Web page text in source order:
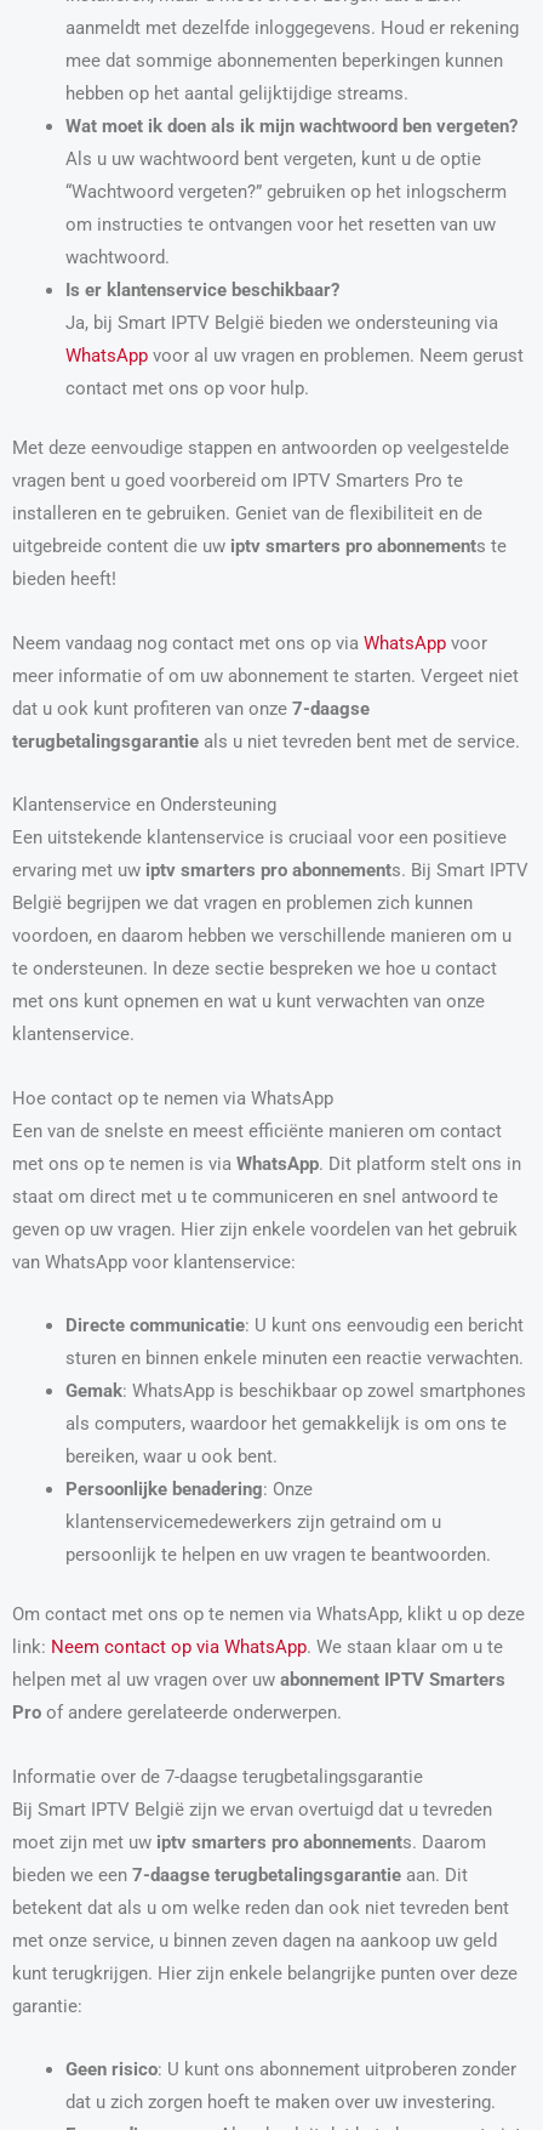
aanmeldt met dezelfde inloggegevens. Houd er rekening
mee dat sommige abonnementen beperkingen kunnen
hebben op het aantal gelijktijdige streams.
Wat moet ik doen als ik mijn wachtwoord ben vergeten?
Als u uw wachtwoord bent vergeten, kunt u de optie
“Wachtwoord vergeten?” gebruiken op het inlogscherm
om instructies te ontvangen voor het resetten van uw
wachtwoord.
Is er klantenservice beschikbaar?
Ja, bij Smart IPTV België bieden we ondersteuning via
WhatsAppvoor al uw vragen en problemen. Neem gerust
contact met ons op voor hulp.
Met deze eenvoudige stappen en antwoorden op veelgestelde
vragen bent u goed voorbereid om IPTV Smarters Pro te
installeren en te gebruiken. Geniet van de flexibiliteit en de
uitgebreide content die uw iptv smarters pro abonnements te
bieden heeft!
Neem vandaag nog contact met ons op via WhatsApp voor
meer informatie of om uw abonnement te starten. Vergeet niet
dat u ook kunt profiteren van onze 7-daagse
terugbetalingsgarantie als u niet tevreden bent met de service.
Klantenservice en Ondersteuning
Een uitstekende klantenservice is cruciaal voor een positieve
ervaring met uw iptv smarters pro abonnements. Bij Smart IPTV
België begrijpen we dat vragen en problemen zich kunnen
voordoen, en daarom hebben we verschillende manieren om u
te ondersteunen. In deze sectie bespreken we hoe u contact
met ons kunt opnemen en wat u kunt verwachten van onze
klantenservice.
Hoe contact op te nemen via WhatsApp
Een van de snelste en meest efficiënte manieren om contact
met ons op te nemen is via WhatsApp. Dit platform stelt ons in
staat om direct met u te communiceren en snel antwoord te
geven op uw vragen. Hier zijn enkele voordelen van het gebruik
van WhatsApp voor klantenservice:
Directe communicatie: U kunt ons eenvoudig een bericht
sturen en binnen enkele minuten een reactie verwachten.
Gemak: WhatsApp is beschikbaar op zowel smartphones
als computers, waardoor het gemakkelijk is om ons te
bereiken, waar u ook bent.
Persoonlijke benadering: Onze
klantenservicemedewerkers zijn getraind om u
persoonlijk te helpen en uw vragen te beantwoorden.
Om contact met ons op te nemen via WhatsApp, klikt u op deze
link: Neem contact op via WhatsApp. We staan klaar om u te
helpen met al uw vragen over uw abonnement IPTV Smarters
Pro of andere gerelateerde onderwerpen.
Informatie over de 7-daagse terugbetalingsgarantie
Bij Smart IPTV België zijn we ervan overtuigd dat u tevreden
moet zijn met uw iptv smarters pro abonnements. Daarom
bieden we een 7-daagse terugbetalingsgarantie aan. Dit
betekent dat als u om welke reden dan ook niet tevreden bent
met onze service, u binnen zeven dagen na aankoop uw geld
kunt terugkrijgen. Hier zijn enkele belangrijke punten over deze
garantie:
Geen risico: U kunt ons abonnement uitproberen zonder
dat u zich zorgen hoeft te maken over uw investering.